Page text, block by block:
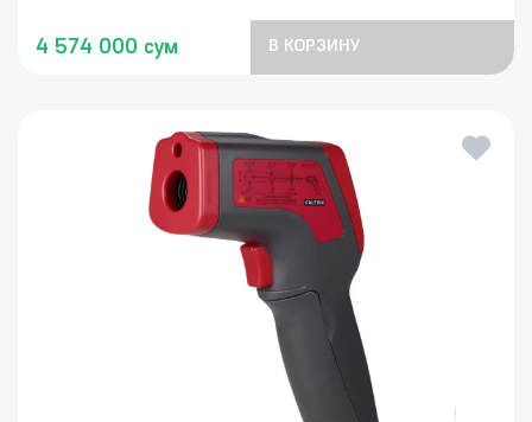
4 574 000 сум В КОРЗИНУ